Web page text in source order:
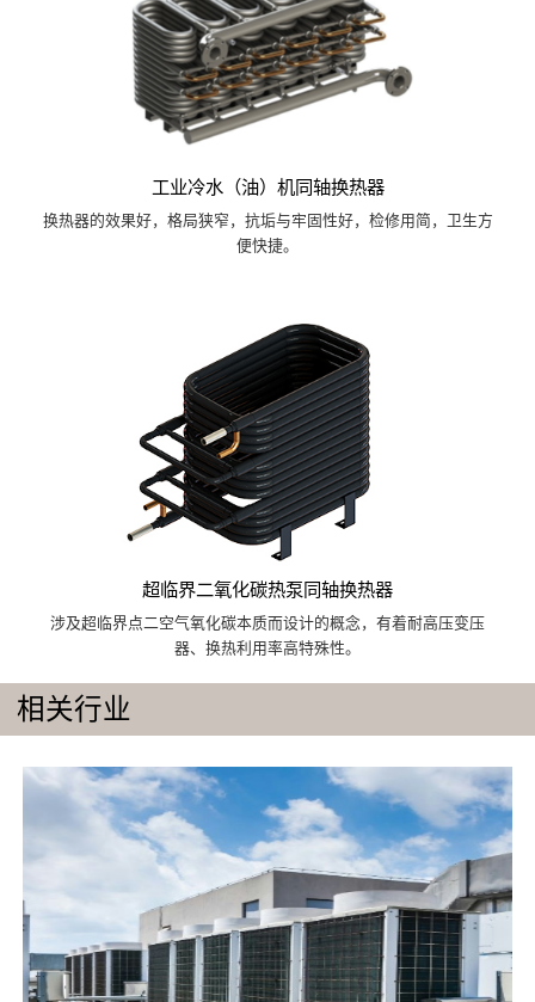
工业冷水（油）机同轴换热器
换热器的效果好，格局狭窄，抗垢与牢固性好，检修用简，卫生方
便快捷。
超临界二氧化碳热泵同轴换热器
涉及超临界点二空气氧化碳本质而设计的概念，有着耐高压变压
器、换热利用率高特殊性。
相关行业